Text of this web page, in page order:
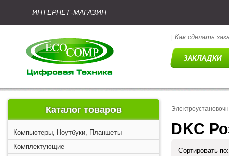
ИНТЕРНЕТ-МАГАЗИН
Как сделать
Каталог товаров
Компьютеры, Ноутбуки, Планшеты
Комплектующие
DKC
Сортировать